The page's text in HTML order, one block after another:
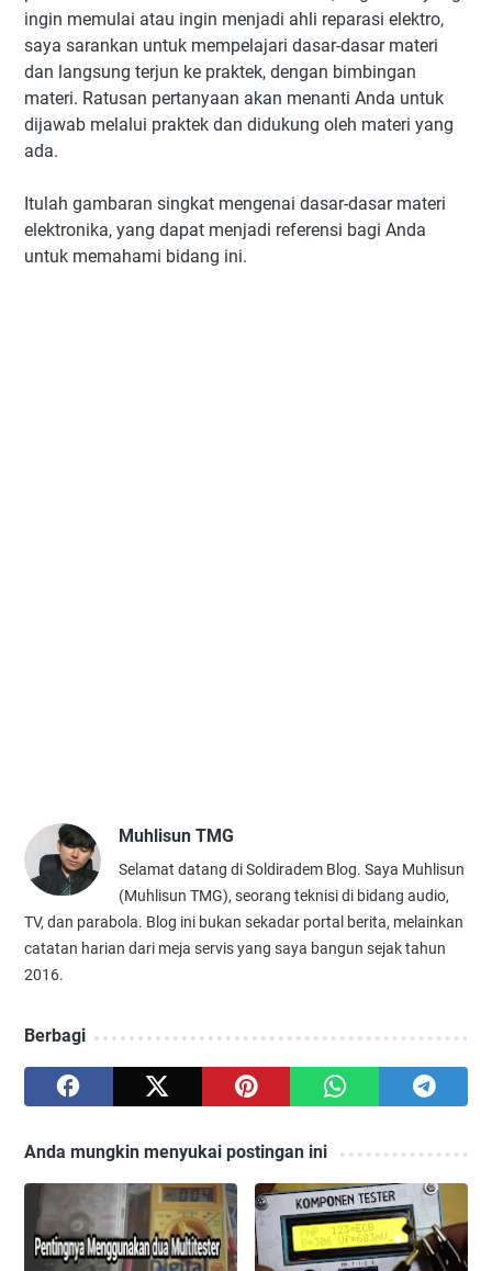
ingin memulai atau ingin menjadi ahli reparasi elektro,
saya sarankan untuk mempelajari dasar-dasar materi
dan langsung terjun ke praktek, dengan bimbingan
materi. Ratusan pertanyaan akan menanti Anda untuk
dijawab melalui praktek dan didukung oleh materi yang
ada.
Itulah gambaran singkat mengenai dasar-dasar materi
elektronika, yang dapat menjadi referensi bagi Anda
untuk memahami bidang ini.
Muhlisun TMG
Selamat datang di Soldiradem Blog. Saya Muhlisun
(Muhlisun TMG), seorang teknisi di bidang audio,
TV, dan parabola. Blog ini bukan sekadar portal berita, melainkan
catatan harian dari meja servis yang saya bangun sejak tahun
2016.
Berbagi
Anda mungkin menyukai postingan ini